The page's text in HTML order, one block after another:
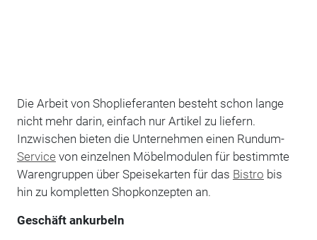
Die Arbeit von Shoplieferanten besteht schon lange
nicht mehr darin, einfach nur Artikel zu liefern.
Inzwischen bieten die Unternehmen einen Rundum-
Service von einzelnen Möbelmodulen für bestimmte
Warengruppen über Speisekarten für das Bistro bis
hin zu kompletten Shop­konzepten an.
Geschäft ankurbeln